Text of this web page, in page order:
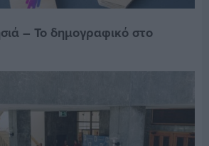
– Το δημογραφικό στο